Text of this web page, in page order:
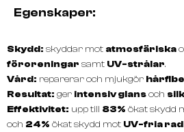
Egenskaper:
Skydd: skyddar mot atmosfäriska
föroreningar samt UV-strålar.
Vård: reparerar och mjukgör
Resultat: ger intensiv glansoch
Effektivitet: upp till 83% ökat skydd
och 24% ökat skydd mot UV-fria